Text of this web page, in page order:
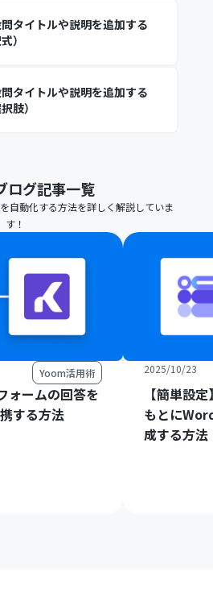
タイトルや説明を追加する
）
タイトルや説明を追加する
肢）
ログ記事一覧
自動化する方法を詳しく解説していま
す！
Yoom活用術
ォームの回答を
する方法
2025/10/23
【簡単設
もとに
成する方法